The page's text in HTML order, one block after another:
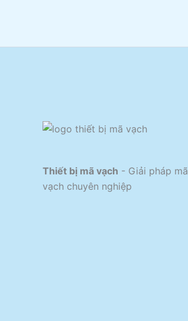
Thiết bị mã vạch - Giải pháp mã
vạch chuyên nghiệp